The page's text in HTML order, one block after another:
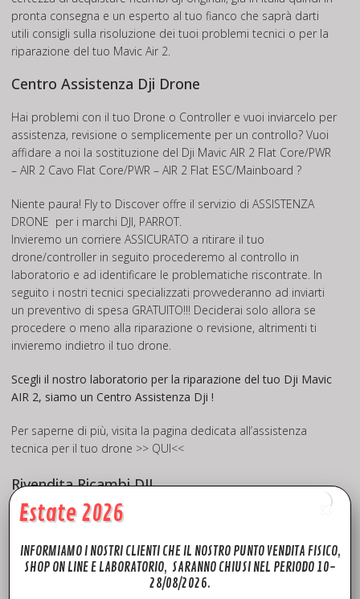
pronta consegna e un esperto al tuo fianco che saprà darti
utili consigli sulla risoluzione dei tuoi problemi tecnici o per la
riparazione del tuo Mavic Air 2.
Centro Assistenza Dji Drone
Hai problemi con il tuo Drone o Controller e vuoi inviarcelo per
assistenza, revisione o semplicemente per un controllo? Vuoi
affidare a noi la sostituzione del Dji Mavic AIR 2 Flat Core/PWR
– AIR 2 Cavo Flat Core/PWR – AIR 2 Flat ESC/Mainboard ?
Niente paura! Fly to Discover offre il servizio di ASSISTENZA
DRONE per i marchi DJI, PARROT.
Invieremo un corriere ASSICURATO a ritirare il tuo
drone/controller in seguito procederemo al controllo in
laboratorio e ad identificare le problematiche riscontrate. In
seguito i nostri tecnici specializzati provvederanno ad inviarti
un preventivo di spesa GRATUITO!!! Deciderai solo allora se
procedere o meno alla riparazione o revisione, altrimenti ti
invieremo indietro il tuo drone.
Scegli il nostro laboratorio per la riparazione del tuo Dji Mavic
AIR 2, siamo un Centro Assistenza Dji !
Per saperne di più, visita la pagina dedicata all’assistenza
tecnica per il tuo drone >> QUI<<
Rivendita Ricambi DJI
Fly to Discover, azienda leader nel settore, oltre ad offrire un
più quotati del mercato, mette a disposizione una vasta
scelta di ricambi originali DJI e Ricambi Mavic AIR 2 che potrai
trovare in pronta consegna quindi disponibili da SUBITO con
Estate 2026
INFORMIAMO I NOSTRI CLIENTI CHE IL NOSTRO PUNTO VENDITA FISICO,
SHOP ON LINE E LABORATORIO, SARANNO CHIUSI NEL PERIODO 10-
28/08/2026.